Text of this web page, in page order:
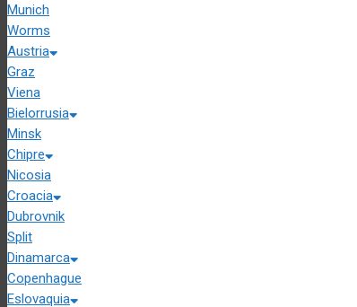
Munich
Worms
Austria
Graz
Viena
Bielorrusia
Minsk
Chipre
Nicosia
Croacia
Dubrovnik
Split
Dinamarca
Copenhague
Eslovaquia